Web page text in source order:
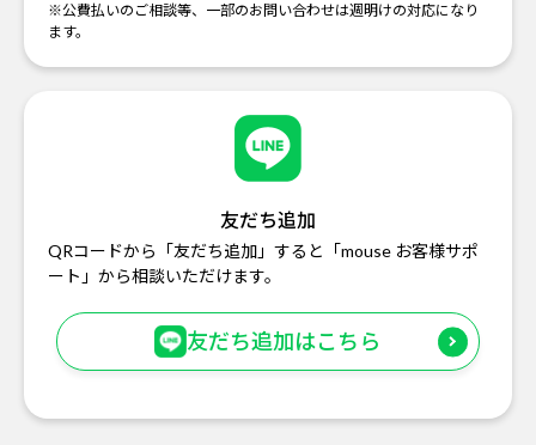
※公費払いのご相談等、一部のお問い合わせは週明けの対応になり
ます。
友だち追加
QRコードから「友だち追加」すると「mouse お客様サポ
ート」から相談いただけます。
友だち追加はこちら